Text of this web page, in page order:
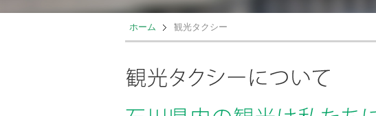
ホーム 観光タクシー